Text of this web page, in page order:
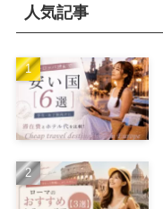
人気記事